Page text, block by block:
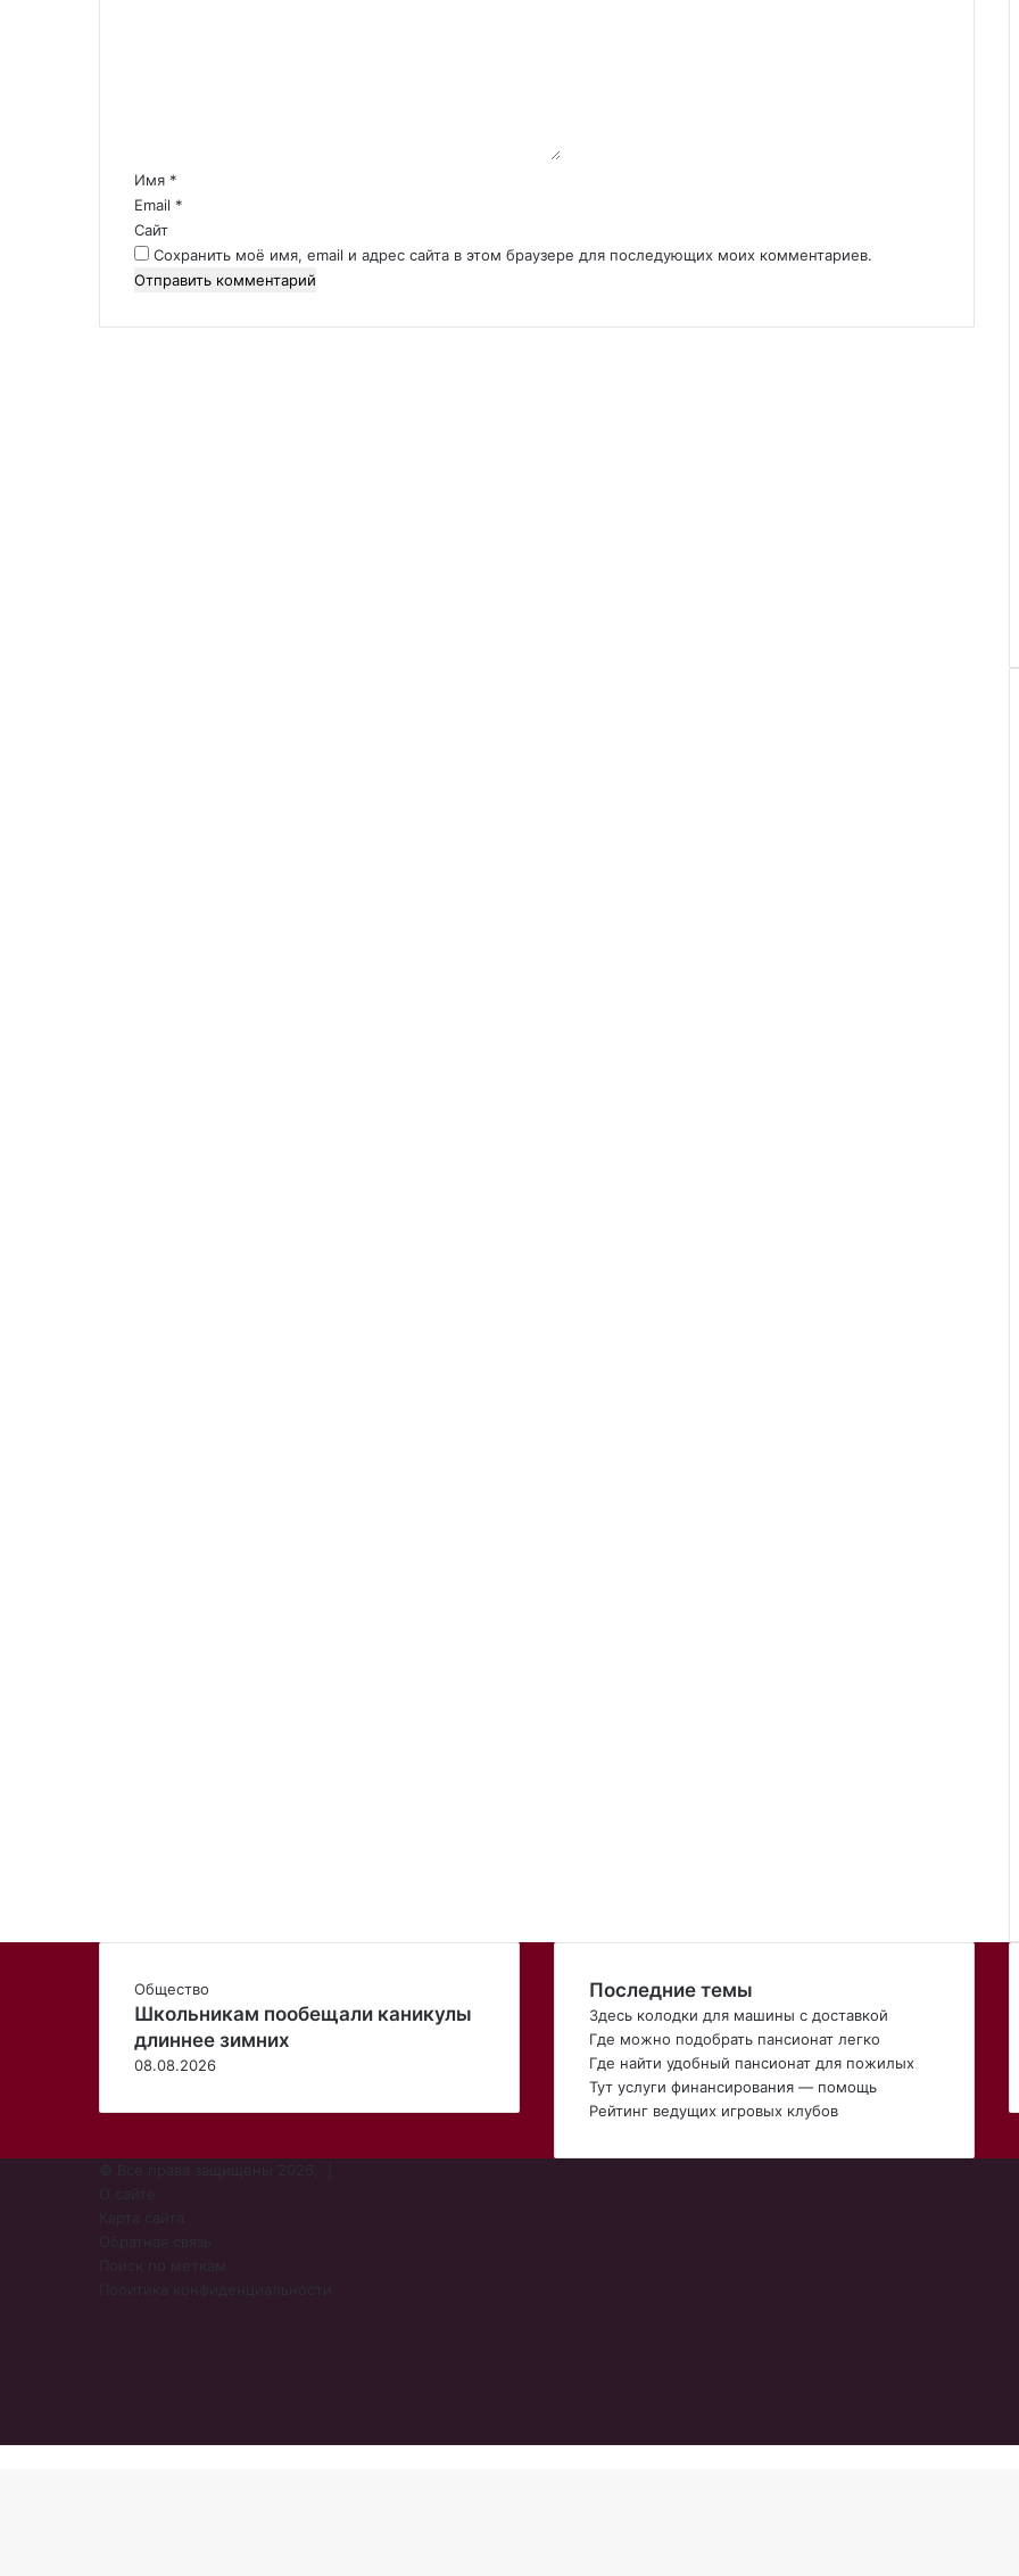
р
и
й
*
Имя *
Email *
Сайт
Сохранить моё имя, email и адрес сайта в этом браузере для последующих моих комментариев.
Общество
Школьникам пообещали каникулы
длиннее зимних
08.08.2026
Последние темы
Здесь колодки для машины с доставкой
Где можно подобрать пансионат легко
Где найти удобный пансионат для пожилых
Тут услуги финансирования — помощь
Рейтинг ведущих игровых клубов
О сайте
Обратная связь
Поиск по меткам
Политика конфиденциальности